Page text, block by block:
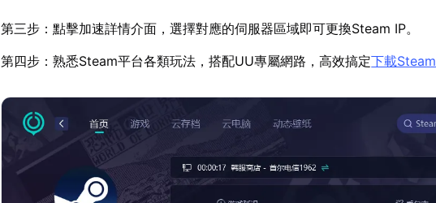
第三步：點擊加速詳情介面，選擇對應的伺服器區域即可更換Steam IP。
第四步：熟悉Steam平台各類玩法，搭配UU專屬網路，高效搞定下載Steam